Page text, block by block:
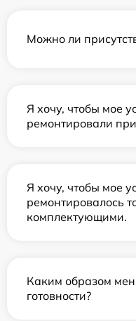
Можно ли
Я хочу, чтобы мое
ремонтировали
Я хочу, чтобы мое
ремонтировалось
комплектующими.
Каким образом
готовности?